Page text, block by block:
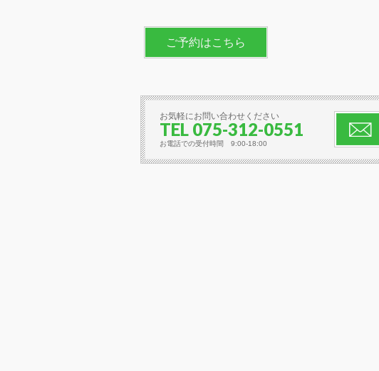
ご予約はこちら
お気軽にお問い合わせください
TEL 075-312-0551
お電話での受付時間 9:00-18:00